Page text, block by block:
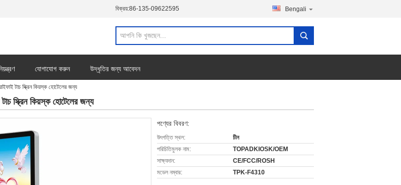
বিক্রয়:86-135-09622595 Bengali
যোগাযোগ করুন উদ্ধৃতির জন্য আবেদন
টাচ স্ক্রিন কিয়স্ক হোটেলের জন্য
স্ক্রিন কিয়স্ক হোটেলের জন্য
পণ্যের বিবরণ:
উৎপত্তি স্থল:
চীন
পরিচিতিমুলক নাম:
TOPADKIOSK/OEM
সাক্ষ্যদান:
CE/FCC/ROSH
মডেল নম্বার:
TPK-F4310